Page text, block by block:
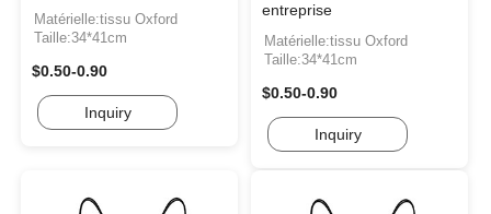
Matérielle:tissu Oxford
Taille:34*41cm
$0.50-0.90
Inquiry
entreprise
Matérielle:tissu Oxford
Taille:34*41cm
$0.50-0.90
Inquiry